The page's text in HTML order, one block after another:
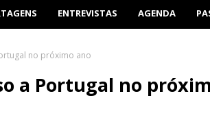
ENTREVISTAS AGENDA
no próximo ano
a Portugal no